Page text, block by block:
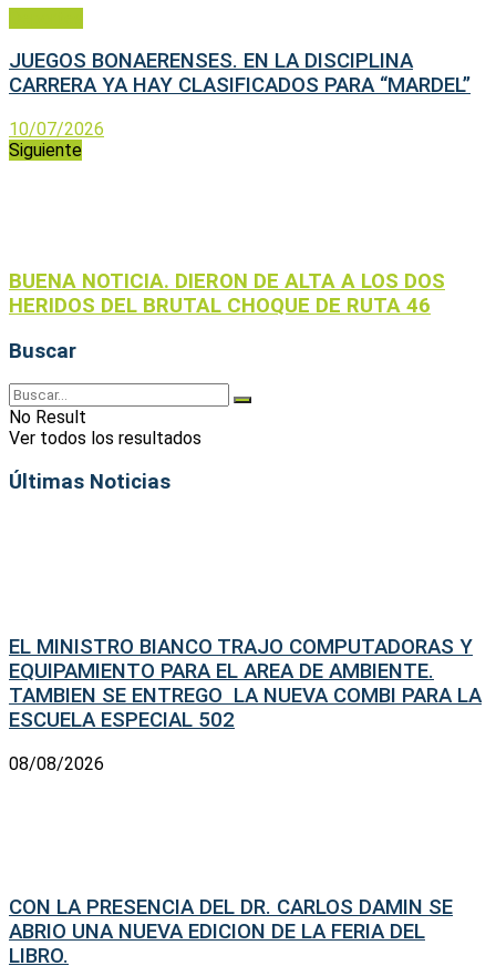
JUEGOS BONAERENSES. EN LA DISCIPLINA
CARRERA YA HAY CLASIFICADOS PARA “MARDEL”
10/07/2026
Siguiente
BUENA NOTICIA. DIERON DE ALTA A LOS DOS
HERIDOS DEL BRUTAL CHOQUE DE RUTA 46
Buscar
No Result
Ver todos los resultados
Últimas Noticias
EL MINISTRO BIANCO TRAJO COMPUTADORAS Y
EQUIPAMIENTO PARA EL AREA DE AMBIENTE.
TAMBIEN SE ENTREGO LA NUEVA COMBI PARA LA
ESCUELA ESPECIAL 502
08/08/2026
CON LA PRESENCIA DEL DR. CARLOS DAMIN SE
ABRIO UNA NUEVA EDICION DE LA FERIA DEL
LIBRO.